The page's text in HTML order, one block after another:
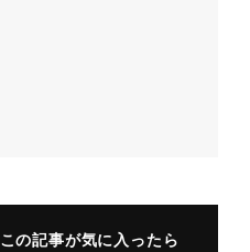
この記事が気に入ったら